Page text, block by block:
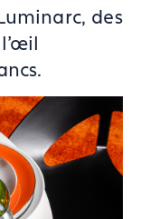
des
l'œil